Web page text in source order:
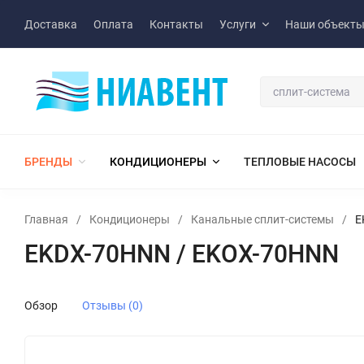
Доставка Оплата Контакты Услуги Наши объекты
БРЕНДЫ КОНДИЦИОНЕРЫ ТЕПЛОВЫЕ НАСОСЫ
Главная / Кондиционеры / Канальные сплит-системы /
EKDX-70HNN / EKOX-70HNN
Обзор Отзывы (0)